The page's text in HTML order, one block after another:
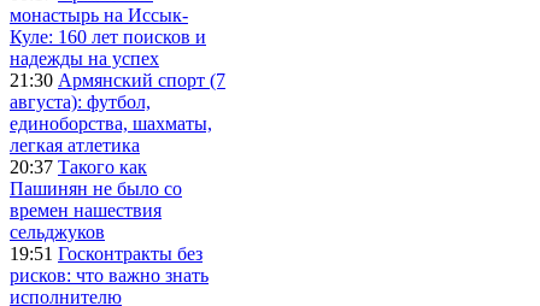
монастырь на Иссык-
Куле: 160 лет поисков и
надежды на успех
21:30 Армянский спорт (7
августа): футбол,
единоборства, шахматы,
легкая атлетика
20:37 Такого как
Пашинян не было со
времен нашествия
сельджуков
19:51 Госконтракты без
рисков: что важно знать
исполнителю